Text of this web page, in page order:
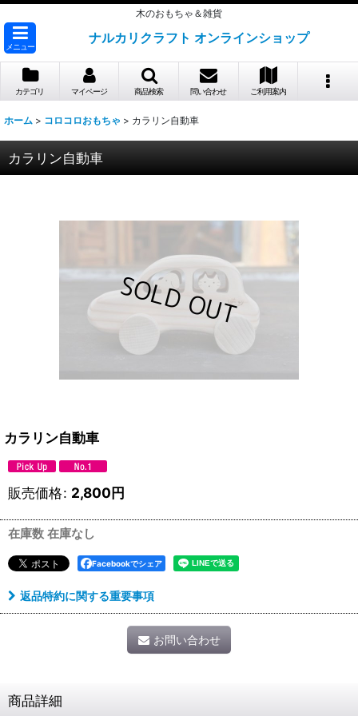
木のおもちゃ＆雑貨
メニュー
ナルカリクラフト オンラインショップ
カテゴリ マイページ 商品検索 問い合わせ ご利用案内
ホーム > コロコロおもちゃ > カラリン自動車
カラリン自動車
カラリン自動車
販売価格: 2,800円
在庫数 在庫なし
Facebookでシェア
返品特約に関する重要事項
お問い合わせ
商品詳細